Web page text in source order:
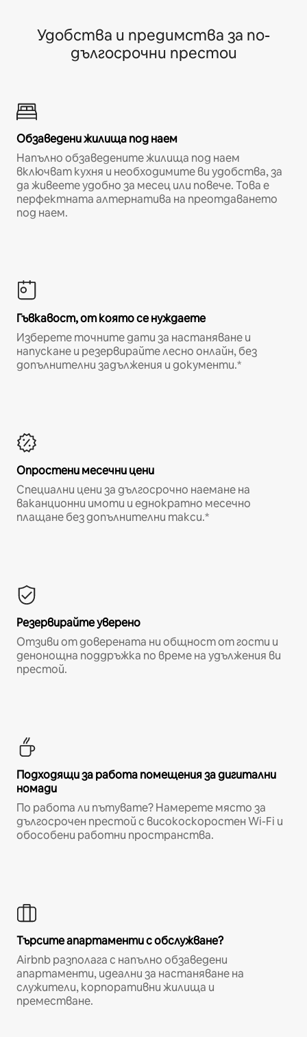
Удобства и предимства за по-
дългосрочни престои
Обзаведени жилища под наем
Напълно обзаведените жилища под наем
включват кухня и необходимите ви удобства, за
да живеете удобно за месец или повече. Това е
перфектната алтернатива на преотдаването
под наем.
Гъвкавост, от която се нуждаете
Изберете точните дати за настаняване и
напускане и резервирайте лесно онлайн, без
допълнителни задължения и документи.*
Опростени месечни цени
Специални цени за дългосрочно наемане на
ваканционни имоти и еднократно месечно
плащане без допълнителни такси.*
Резервирайте уверено
Отзиви от доверената ни общност от гости и
денонощна поддръжка по време на удължения ви
престой.
Подходящи за работа помещения за дигитални
номади
По работа ли пътувате? Намерете място за
дългосрочен престой с високоскоростен Wi-Fi и
обособени работни пространства.
Търсите апартаменти с обслужване?
Airbnb разполага с напълно обзаведени
апартаменти, идеални за настаняване на
служители, корпоративни жилища и
преместване.